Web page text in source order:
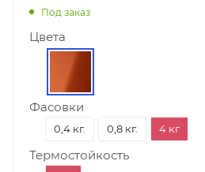
Под заказ
Цвета
Фасовки
0,4 кг. 0,8 кг. 4 кг
Термостойкость